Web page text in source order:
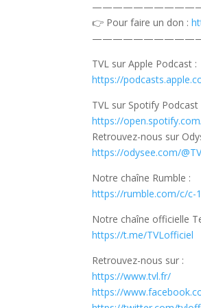
👉 Pour faire un don :
TVL sur Apple Podcast :
https://
TVL sur Spotify Podcast
https://
Retrouvez-nous sur
https://odysee.com/
Notre chaîne Rumble :
https://rumble.com/c/c-
Notre chaîne officielle
https://t.me/TVLofficiel
Retrouvez-nous sur :
https://www.tvl.fr/
https://